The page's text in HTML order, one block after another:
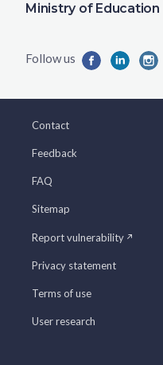
Ministry of Education
Contact
Feedback
FAQ
Sitemap
Report vulnerability
Privacy statement
Terms of use
User research